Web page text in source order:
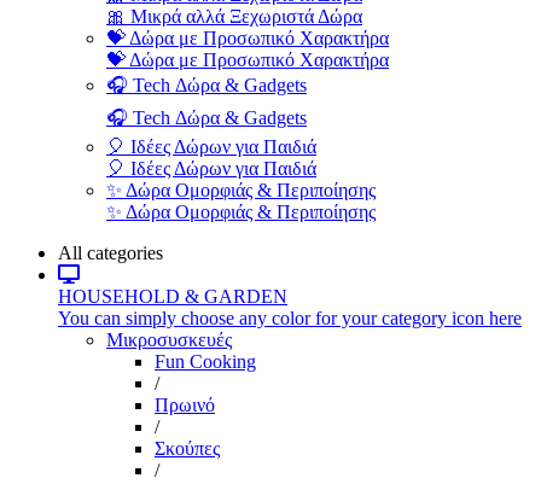
🎀 Μικρά αλλά Ξεχωριστά Δώρα
💝 Δώρα με Προσωπικό Χαρακτήρα
💝 Δώρα με Προσωπικό Χαρακτήρα
🎧 Tech Δώρα & Gadgets
🎧 Tech Δώρα & Gadgets
🎈 Ιδέες Δώρων για Παιδιά
🎈 Ιδέες Δώρων για Παιδιά
✨ Δώρα Ομορφιάς & Περιποίησης
✨ Δώρα Ομορφιάς & Περιποίησης
All categories
HOUSEHOLD & GARDEN
You can simply choose any color for your category icon here
Μικροσυσκευές
Fun Cooking
/
Πρωινό
/
Σκούπες
/